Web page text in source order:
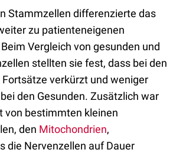
Stammzellen differenzierte das
zu patienteneigenen
Vergleich von gesunden und
stellten sie fest, dass bei den
verkürzt und weniger
den Gesunden. Zusätzlich war
von bestimmten kleinen
den Mitochondrien,
die Nervenzellen auf Dauer